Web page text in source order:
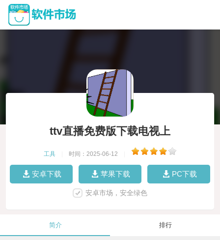
ttv直播免费版下载电视上
工具 时间：2025-06-12
安卓下载 苹果下载 PC下载
安卓市场，安全绿色
简介 排行